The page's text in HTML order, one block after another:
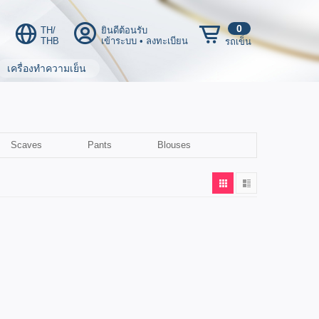
TH/
THB
ยินดีต้อนรับ
เข้าระบบ • ลงทะเบียน
0
รถเข็น
เครื่องทำความเย็น
Scaves Pants Blouses